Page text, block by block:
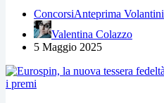
ConcorsiAnteprima Volantini
Valentina Colazzo
5 Maggio 2025